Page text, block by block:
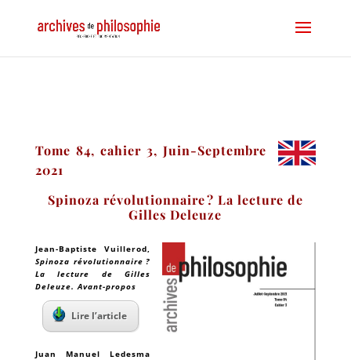
Tome 84, cahier 3, Juin-Septembre
2021
Spinoza révolutionnaire ? La lecture de
Gilles Deleuze
Jean-Baptiste Vuillerod,
Spinoza révolutionnaire ?
La lecture de Gilles
Deleuze. Avant-propos
Lire l’article
Juan Manuel Ledesma